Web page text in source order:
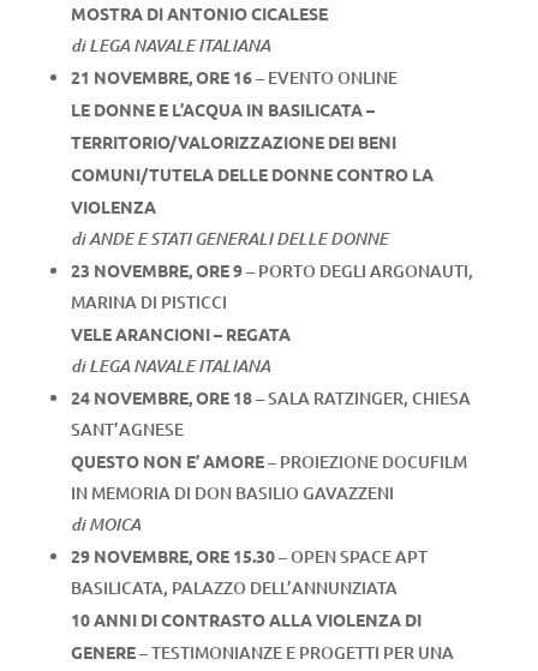
MOSTRA DI ANTONIO CICALESE
di LEGA NAVALE ITALIANA
21 NOVEMBRE, ORE 16– EVENTO ONLINE
LE DONNE E L’ACQUA IN BASILICATA –
TERRITORIO/VALORIZZAZIONE DEI BENI
COMUNI/TUTELA DELLE DONNE CONTRO LA
VIOLENZA
di ANDE E STATI GENERALI DELLE DONNE
23 NOVEMBRE, ORE 9– PORTO DEGLI ARGONAUTI,
MARINA DI PISTICCI
VELE ARANCIONI – REGATA
di LEGA NAVALE ITALIANA
24 NOVEMBRE, ORE 18– SALA RATZINGER, CHIESA
SANT’AGNESE
QUESTO NON E’ AMORE– PROIEZIONE DOCUFILM
IN MEMORIA DI DON BASILIO GAVAZZENI
di MOICA
29 NOVEMBRE, ORE 15.30– OPEN SPACE APT
BASILICATA, PALAZZO DELL’ANNUNZIATA
10 ANNI DI CONTRASTO ALLA VIOLENZA DI
GENERE– TESTIMONIANZE E PROGETTI PER UNA